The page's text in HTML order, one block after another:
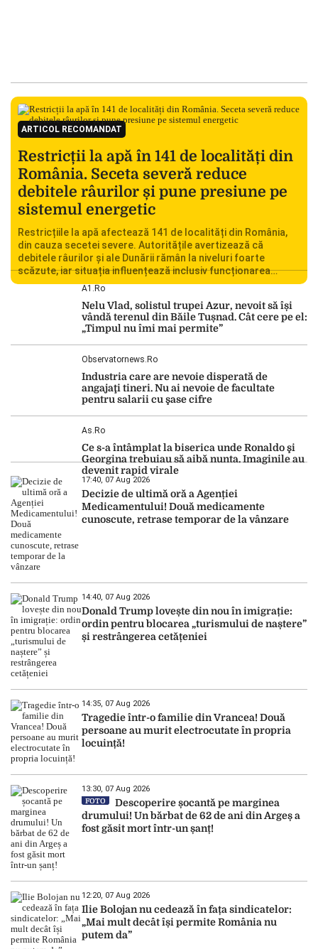
ARTICOL RECOMANDAT
Restricții la apă în 141 de localități din
România. Seceta severă reduce
debitele râurilor și pune presiune pe
sistemul energetic
Restricțiile la apă afectează 141 de localități din România,
din cauza secetei severe. Autoritățile avertizează că
debitele râurilor și ale Dunării rămân la niveluri foarte
scăzute, iar situația influențează inclusiv funcționarea
Centralei Nucleare de la Cernavodă. România se confruntă
hidrologic din ultimii ani. Lipsa […]
A1.ro
Nelu Vlad, solistul trupei Azur, nevoit să își
vândă terenul din Băile Tușnad. Cât cere pe el:
„Timpul nu îmi mai permite”
Observatornews.ro
Industria care are nevoie disperată de
angajaţi tineri. Nu ai nevoie de facultate
pentru salarii cu şase cifre
As.ro
Ce s-a întâmplat la biserica unde Ronaldo şi
Georgina trebuiau să aibă nunta. Imaginile au
devenit rapid virale
17:40, 07 Aug 2026
Decizie de ultimă oră a Agenției
Medicamentului! Două medicamente
cunoscute, retrase temporar de la vânzare
14:40, 07 Aug 2026
Donald Trump lovește din nou în imigrație:
ordin pentru blocarea „turismului de naștere”
și restrângerea cetățeniei
14:35, 07 Aug 2026
Tragedie într-o familie din Vrancea! Două
persoane au murit electrocutate în propria
locuință!
13:30, 07 Aug 2026
FOTO
Descoperire șocantă pe marginea
drumului! Un bărbat de 62 de ani din Argeș a
fost găsit mort într-un șanț!
12:20, 07 Aug 2026
Ilie Bolojan nu cedează în fața sindicatelor:
„Mai mult decât își permite România nu
putem da”